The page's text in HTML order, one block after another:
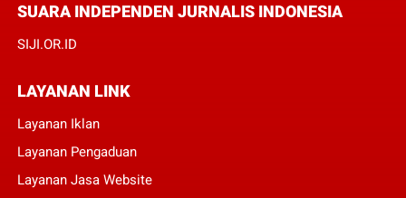
SUARA INDEPENDEN JURNALIS INDONESIA
SIJI.OR.ID
LAYANAN LINK
Layanan Iklan
Layanan Pengaduan
Layanan Jasa Website